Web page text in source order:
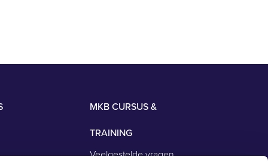
MKB CURSUS &
TRAINING
Veelgestelde vragen